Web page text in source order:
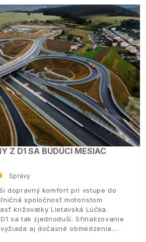
Z D1 SA BUDÚCI MESIAC
Správy
dopravný komfort pri vstupe do
spoločnosť motoristom
križovatky Lietavská Lúčka.
sa tak zjednoduší. Sfinalizovanie
aj dočasné obmedzenia.